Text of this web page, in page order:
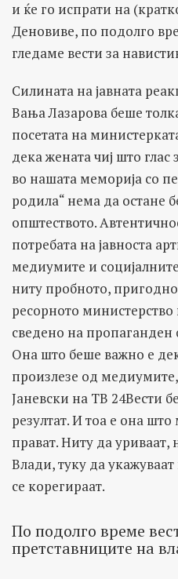
и ќе го испрати на
Деновиве, по подолго
гледаме вести за
Силината на јавната
Вања Лазарова беше
посетата на
дека жената чиј што
во нашата меморија со
родила“ нема да остане
општеството.
потребата на јавноста
медиумите и
ниту пробното,
ресорното
сведено на пропаганден
Она што беше важно е
произлезе од
Јаневски на ТВ 24Вести
резултат. И тоа е она
прават. Ниту да уриваат,
Влади, туку да
се корегираат.
По подолго време
претставниците на